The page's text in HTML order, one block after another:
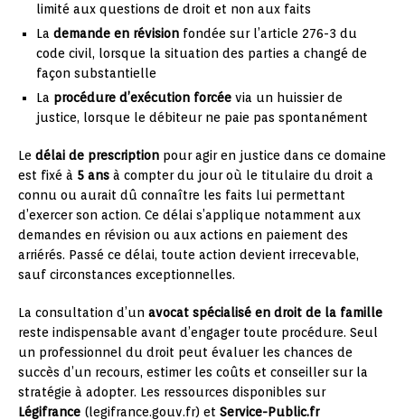
limité aux questions de droit et non aux faits
La demande en révision fondée sur l’article 276-3 du
code civil, lorsque la situation des parties a changé de
façon substantielle
La procédure d’exécution forcée via un huissier de
justice, lorsque le débiteur ne paie pas spontanément
Le délai de prescription pour agir en justice dans ce domaine
est fixé à 5 ans à compter du jour où le titulaire du droit a
connu ou aurait dû connaître les faits lui permettant
d’exercer son action. Ce délai s’applique notamment aux
demandes en révision ou aux actions en paiement des
arriérés. Passé ce délai, toute action devient irrecevable,
sauf circonstances exceptionnelles.
La consultation d’un avocat spécialisé en droit de la famille
reste indispensable avant d’engager toute procédure. Seul
un professionnel du droit peut évaluer les chances de
succès d’un recours, estimer les coûts et conseiller sur la
stratégie à adopter. Les ressources disponibles sur
Légifrance (legifrance.gouv.fr) et Service-Public.fr